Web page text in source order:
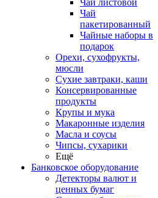
Чай листовой
Чай
пакетированный
Чайные наборы в
подарок
Орехи, сухофрукты,
мюсли
Сухие завтраки, каши
Консервированные
продукты
Крупы и мука
Макаронные изделия
Масла и соусы
Чипсы, сухарики
Ещё
Банковское оборудование
Детекторы валют и
ценных бумаг